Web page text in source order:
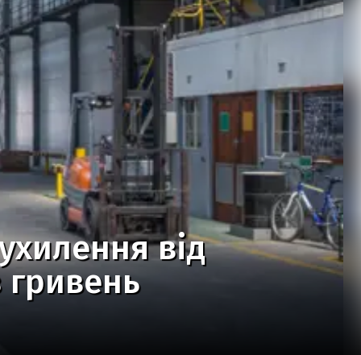
від
гривень